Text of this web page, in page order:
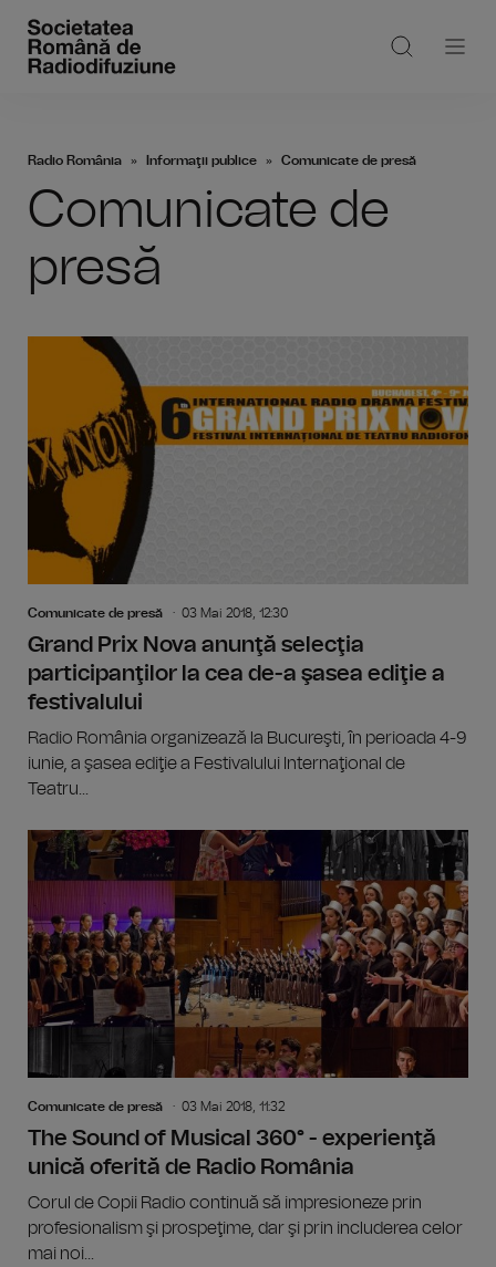
Radio România Informaţii publice Comunicate de presă
Comunicate de
presă
Comunicate de presă 03 Mai 2018, 12:30
Grand Prix Nova anunţă selecţia
participanţilor la cea de-a şasea ediţie a
festivalului
Radio România organizează la Bucureşti, în perioada 4-9
iunie, a şasea ediţie a Festivalului Internaţional de
Teatru...
Comunicate de presă 03 Mai 2018, 11:32
The Sound of Musical 360° - experienţă
unică oferită de Radio România
Corul de Copii Radio continuă să impresioneze prin
profesionalism şi prospeţime, dar şi prin includerea celor
mai noi...